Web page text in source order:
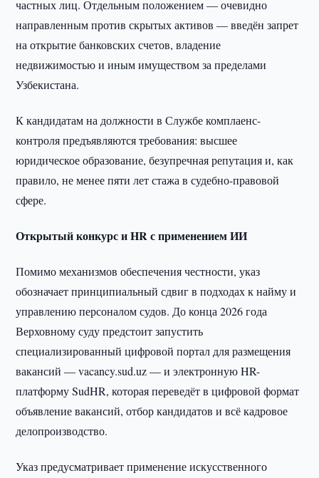
частных лиц. Отдельным положением — очевидно
направленным против скрытых активов — введён запрет
на открытие банковских счетов, владение
недвижимостью и иным имуществом за пределами
Узбекистана.
К кандидатам на должности в Службе комплаенс-
контроля предъявляются требования: высшее
юридическое образование, безупречная репутация и, как
правило, не менее пяти лет стажа в судебно-правовой
сфере.
Открытый конкурс и HR с применением ИИ
Помимо механизмов обеспечения честности, указ
обозначает принципиальный сдвиг в подходах к найму и
управлению персоналом судов. До конца 2026 года
Верховному суду предстоит запустить
специализированный цифровой портал для размещения
вакансий — vacancy.sud.uz — и электронную HR-
платформу SudHR, которая переведёт в цифровой формат
объявление вакансий, отбор кандидатов и всё кадровое
делопроизводство.
Указ предусматривает применение искусственного